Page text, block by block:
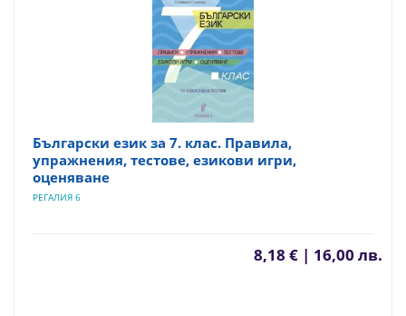
Български език за 7. клас. Правила,
упражнения, тестове, езикови игри,
оценяване
РЕГАЛИЯ 6
8,18 € | 16,00 лв.